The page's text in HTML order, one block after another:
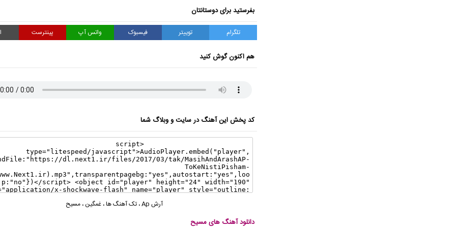
بفرستید برای دوستانتان
تلگرام توییتر فیسبوک واتس آپ پینترست
هم اکنون گوش کنید
کد پخش این آهنگ در سایت و وبلاگ شما
آرش Ap ،تک آهنگ ها،غمگین ،مسیح
دانلود آهنگ های مسیح